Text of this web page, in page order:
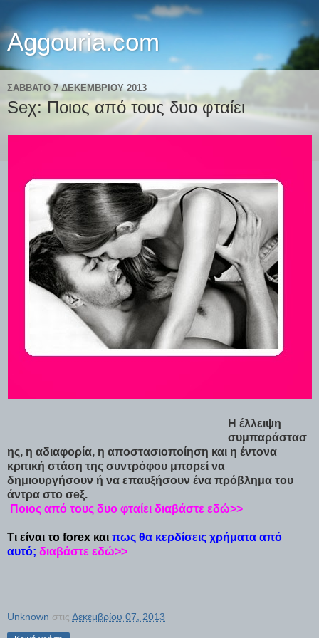
Aggouria.com
ΣΆΒΒΑΤΟ 7 ΔΕΚΕΜΒΡΊΟΥ 2013
Seχ: Ποιος από τους δυο φταίει
Η έλλειψη
συμπαράστασ
ης, η αδιαφορία, η αποστασιοποίηση και η έντονα
κριτική στάση της συντρόφου μπορεί να
δημιουργήσουν ή να επαυξήσουν ένα πρόβλημα του
άντρα στο σeξ.
Ποιος από τους δυο φταίει διαβάστε εδώ>>
Τι είναι το forex και πως θα κερδίσεις χρήματα από
αυτό; διαβάστε εδώ>>
Unknown στις Δεκεμβρίου 07, 2013